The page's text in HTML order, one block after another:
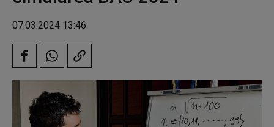
07.03.2024 13:46